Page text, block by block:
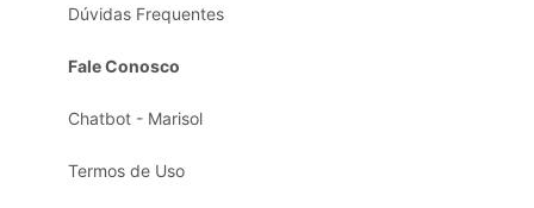
Dúvidas Frequentes
Fale Conosco
Chatbot - Marisol
Termos de Uso